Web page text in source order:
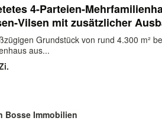
4-Parteien-
Vilsen mit zusätzlicher
Grundstück von rund 4.300 m²
aus...
Bosse Immobilien